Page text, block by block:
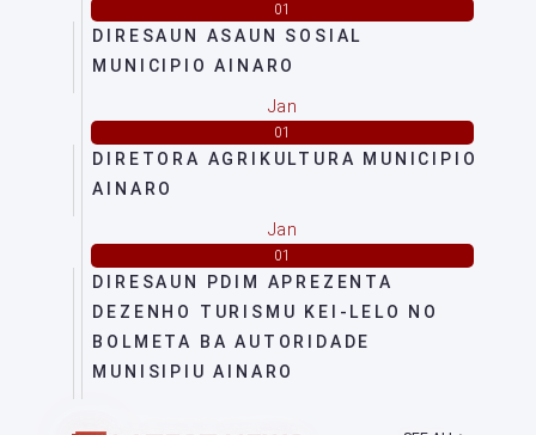
01
DIRESAUN ASAUN SOSIAL
MUNICIPIO AINARO
Jan
01
DIRETORA AGRIKULTURA MUNICIPIO
AINARO
Jan
01
DIRESAUN PDIM APREZENTA
DEZENHO TURISMU KEI-LELO NO
BOLMETA BA AUTORIDADE
MUNISIPIU AINARO